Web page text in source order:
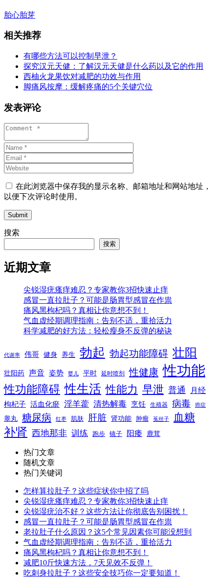
胎心胎芽
相关推荐
有哪些方法可以控制早泄？
探究汉元天健：了解汉元天健是什么药以及它的作用
西柚火龙果饮对减肥的功效与作用
脚痛风按摩：缓解疼痛的5个关键穴位
发表评论
在此浏览器中保存我的显示名称、邮箱地址和网站地址，
以便下次评论时使用。
Submit
搜索
搜索
近期文章
尖锐湿疣瘙痒难忍？专家教你3招快速止痒
感冒一直拉肚子？可能是肠胃型感冒在作祟
痛风黑枸杞吗？真相让你意想不到！
气血虚经期调理指南：告别不适，重拾活力
科学减肥的好方法：轻松瘦身不反弹的秘诀
代谢率 伟哥 健身 养生 勃起 勃起功能障碍 壮阳
壮阳药 声音 姿势 婴儿 平时 延时喷剂 性健康 性功能
性功能障碍 性生活 性能力 早泄 普通 月经
枸杞子 活血化瘀 淫羊藿 清热解毒 烹饪 生殖器 病毒 癌症
睾丸 糖尿病 红枣 肌肤 肝脏 肾功能 肿瘤 菟丝子 血糖
补肾 西地那非 训练 跑步 镜子 阳痿 鹿茸
热门文章
随机文章
热门关键词
怎样算拉肚子？这些症状你中招了吗
尖锐湿疣瘙痒难忍？专家教你3招快速止痒
尖锐湿疣治不好？这些方法让你彻底告别困扰！
感冒一直拉肚子？可能是肠胃型感冒在作祟
老拉肚子什么原因？这5个常见因素你可能没想到
气血虚经期调理指南：告别不适，重拾活力
痛风黑枸杞吗？真相让你意想不到！
减肥10斤快速方法，7天见效不反弹！
吃刺身拉肚子？这些安全技巧你一定要知道！